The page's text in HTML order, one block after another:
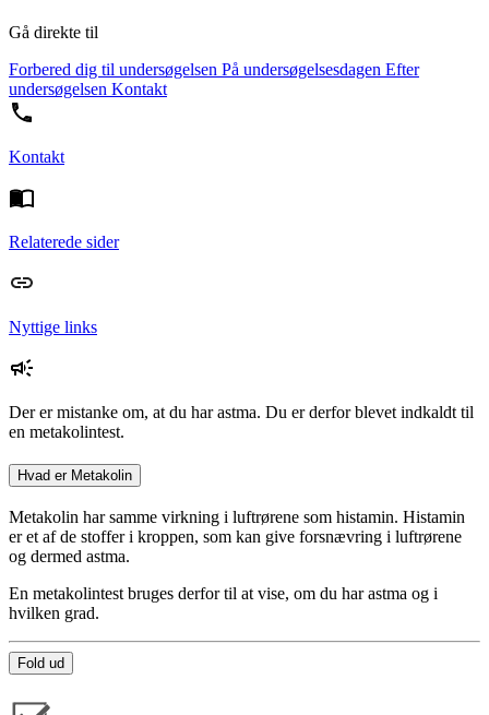
Gå direkte til
Forbered dig til undersøgelsen På undersøgelsesdagen Efter
undersøgelsen Kontakt
Kontakt
Relaterede sider
Nyttige links
Der er mistanke om, at du har astma. Du er derfor blevet indkaldt til
en metakolintest.
Hvad er Metakolin
Metakolin har samme virkning i luftrørene som histamin. Histamin
er et af de stoffer i kroppen, som kan give forsnævring i luftrørene
og dermed astma.
En metakolintest bruges derfor til at vise, om du har astma og i
hvilken grad.
Fold ud